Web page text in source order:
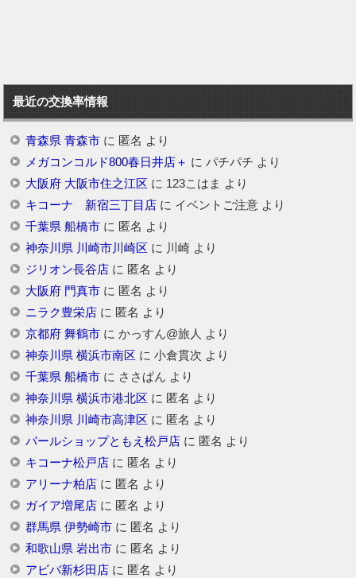
最近の交換率情報
青森県 青森市に 匿名 より
メガコンコルド800春日井店＋ に パチパチ より
大阪府 大阪市住之江区 に 123こはま より
キコーナ 新宿三丁目店に イベントご注意より
千葉県 船橋市に 匿名 より
神奈川県 川崎市川崎区 に 川崎より
ジリオン長谷店に 匿名 より
大阪府 門真市に 匿名 より
ニラク豊栄店に 匿名 より
京都府 舞鶴市に かっすん@旅人 より
神奈川県 横浜市南区 に 小倉貫次 より
千葉県 船橋市に ささぱん より
神奈川県 横浜市港北区 に 匿名 より
神奈川県 川崎市高津区 に 匿名 より
パールショップともえ松戸店に 匿名 より
キコーナ松戸店に 匿名 より
アリーナ柏店に 匿名 より
ガイア増尾店に 匿名 より
群馬県 伊勢崎市に 匿名 より
和歌山県 岩出市に 匿名 より
アビバ新杉田店に 匿名 より